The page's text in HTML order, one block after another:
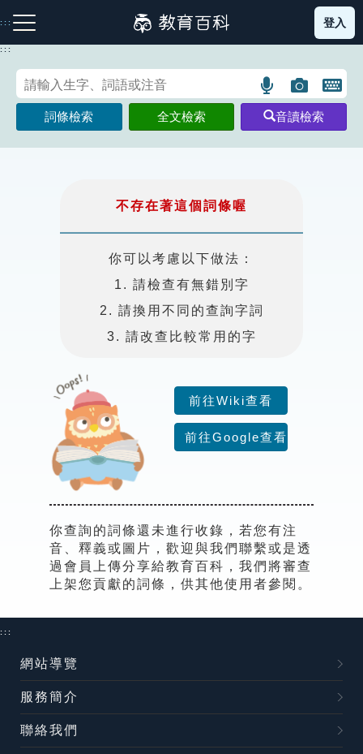
到
主
:::
注音索引圖示 筆畫索引圖示 部首索引表圖示
索引選單
知識索引
單字索引
生命大百科索引
教學應用
登入
:::
語
言
搜
尋
圖
片
搜
尋
開
鍵
盤
詞條檢索 全文檢索 音讀檢索
不存在著這個詞條喔
你可以考慮以下做法：
1. 請檢查有無錯別字
2. 請換用不同的查詢字詞
3. 請改查比較常用的字
前往Wiki查看
前往Google查看
你查詢的詞條還未進行收錄，若您有注
音、釋義或圖片，歡迎與我們聯繫或是透
過會員上傳分享給教育百科，我們將審查
上架您貢獻的詞條，供其他使用者參閱。
:::
網站導覽
服務簡介
聯絡我們